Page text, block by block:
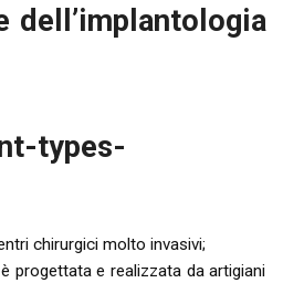
dell’implantologia
chirurgici molto invasivi;
progettata e realizzata da artigiani